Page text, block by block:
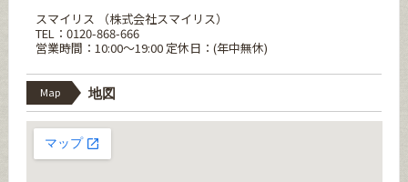
スマイリス （株式会社スマイリス）
TEL：0120-868-666
営業時間：10:00～19:00 定休日：(年中無休)
Map 地図